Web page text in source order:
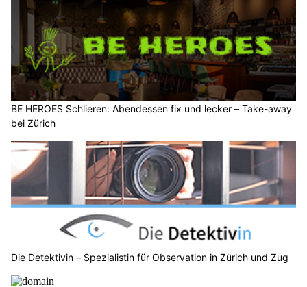
BE HEROES Schlieren: Abendessen fix und lecker – Take-away
bei Zürich
Die Detektivin – Spezialistin für Observation in Zürich und Zug